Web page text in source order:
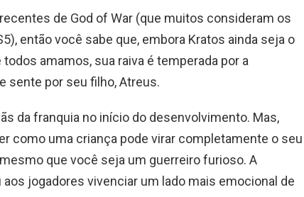
de God of War (que muitos consideram os
então você sabe que, embora Kratos ainda seja o
amamos, sua raiva é temperada por a
sente por seu filho, Atreus.
da franquia no início do desenvolvimento. Mas,
como uma criança pode virar completamente o seu
que você seja um guerreiro furioso. A
jogadores vivenciar um lado mais emocional de